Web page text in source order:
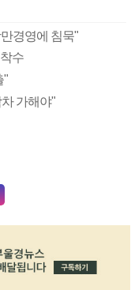
경영에 침묵"
수
"
가해야"